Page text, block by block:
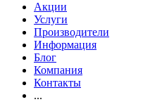
Акции
Услуги
Производители
Информация
Блог
Компания
Контакты
...